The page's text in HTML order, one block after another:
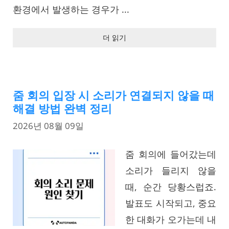
환경에서 발생하는 경우가 ...
더 읽기
줌 회의 입장 시 소리가 연결되지 않을 때
해결 방법 완벽 정리
2026년 08월 09일
줌 회의에 들어갔는데
소리가 들리지 않을
때, 순간 당황스럽죠.
발표도 시작되고, 중요
한 대화가 오가는데 내